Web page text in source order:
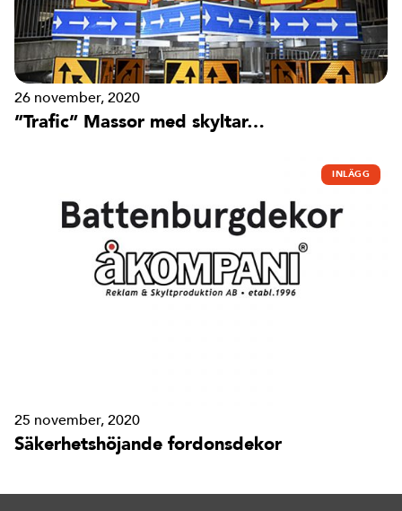
26 november, 2020
”Trafic” Massor med skyltar…
INLÄGG
25 november, 2020
Säkerhetshöjande fordonsdekor